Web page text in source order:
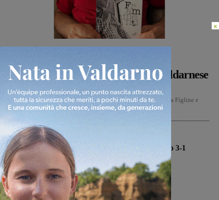
Dal treno all’ospedale, la vita in
“Frammenti”: il primo libro del valdarnese
Luca Livi
Il valdarnese, nato a San Giovanni Valdarno e oggi residente a Figline e
Incisa, racconta la genesi del suo...
Calcio
Il Terrranuova Traiana battuto 3-1
nell’amichevole di Grosseto
Michele Bossini - 8 Agosto 2026
×